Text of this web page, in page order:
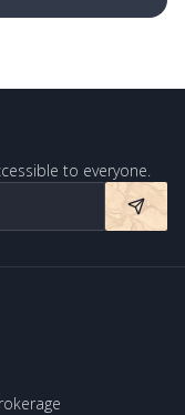
to everyone.